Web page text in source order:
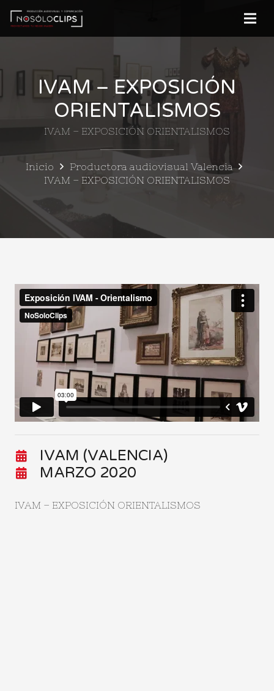
IVAM – EXPOSICIÓN
ORIENTALISMOS
IVAM – EXPOSICIÓN ORIENTALISMOS
Inicio
Productora audiovisual Valencia
IVAM – EXPOSICIÓN ORIENTALISMOS
IVAM (VALENCIA)
MARZO 2020
IVAM – EXPOSICIÓN ORIENTALISMOS